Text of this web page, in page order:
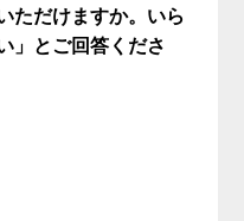
ただけますか。いら
」とご回答くださ